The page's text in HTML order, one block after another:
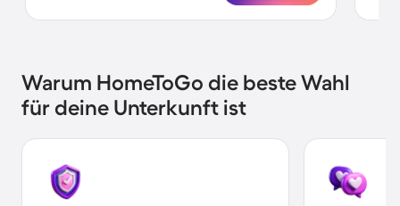
Warum HomeToGo die beste Wahl
für deine Unterkunft ist